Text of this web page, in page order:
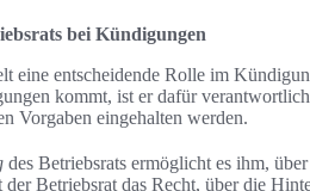
bei Kündigungen
eine entscheidende Rolle im
kommt, ist er dafür
Vorgaben eingehalten werden.
des Betriebsrats ermöglicht es ihm,
der Betriebsrat das Recht, über die